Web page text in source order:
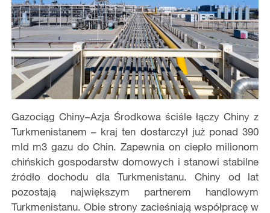
Gazociąg Chiny–Azja Środkowa ściśle łączy Chiny z
Turkmenistanem – kraj ten dostarczył już ponad 390
mld m3 gazu do Chin. Zapewnia on ciepło milionom
chińskich gospodarstw domowych i stanowi stabilne
źródło dochodu dla Turkmenistanu. Chiny od lat
pozostają największym partnerem handlowym
Turkmenistanu. Obie strony zacieśniają współpracę w